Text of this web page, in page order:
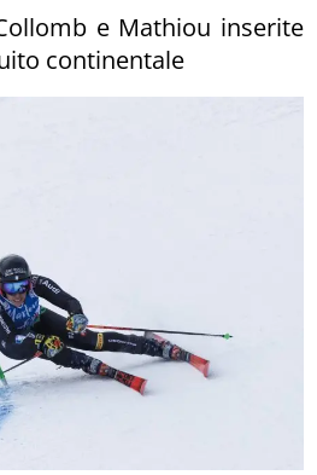
e Mathiou inserite
continentale